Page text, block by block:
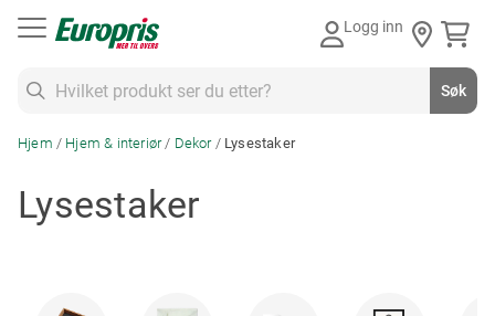
Logg inn
Søk
Hjem Hjem & interiør Dekor Lysestaker
Lysestaker